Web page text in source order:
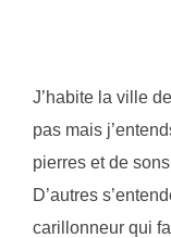
J’habite la ville
pas mais
pierres et de
D’autres
carillonneur qui